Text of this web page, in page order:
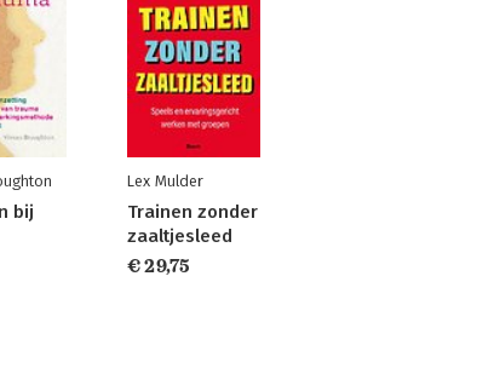
bij
Lex Mulder
Trainen zonder
zaaltjesleed
€ 29,75